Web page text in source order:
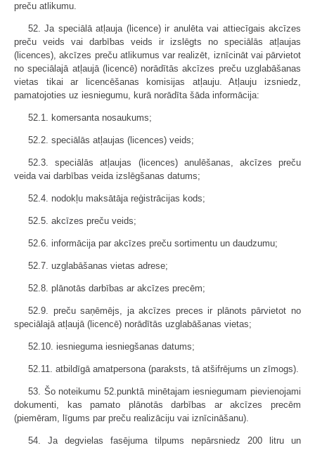
preču atlikumu.
52. Ja speciālā atļauja (licence) ir anulēta vai attiecīgais akcīzes
preču veids vai darbības veids ir izslēgts no speciālās atļaujas
(licences), akcīzes preču atlikumus var realizēt, iznīcināt vai pārvietot
no speciālajā atļaujā (licencē) norādītās akcīzes preču uzglabāšanas
vietas tikai ar licencēšanas komisijas atļauju. Atļauju izsniedz,
pamatojoties uz iesniegumu, kurā norādīta šāda informācija:
52.1. komersanta nosaukums;
52.2. speciālās atļaujas (licences) veids;
52.3. speciālās atļaujas (licences) anulēšanas, akcīzes preču
veida vai darbības veida izslēgšanas datums;
52.4. nodokļu maksātāja reģistrācijas kods;
52.5. akcīzes preču veids;
52.6. informācija par akcīzes preču sortimentu un daudzumu;
52.7. uzglabāšanas vietas adrese;
52.8. plānotās darbības ar akcīzes precēm;
52.9. preču saņēmējs, ja akcīzes preces ir plānots pārvietot no
speciālajā atļaujā (licencē) norādītās uzglabāšanas vietas;
52.10. iesnieguma iesniegšanas datums;
52.11. atbildīgā amatpersona (paraksts, tā atšifrējums un zīmogs).
53. Šo noteikumu 52.punktā minētajam iesniegumam pievienojami
dokumenti, kas pamato plānotās darbības ar akcīzes precēm
(piemēram, līgums par preču realizāciju vai iznīcināšanu).
54. Ja degvielas fasējuma tilpums nepārsniedz 200 litru un